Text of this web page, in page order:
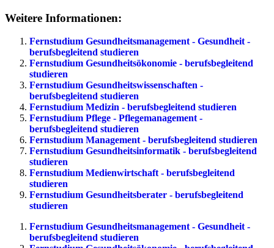
Weitere Informationen:
Fernstudium Gesundheitsmanagement - Gesundheit -
berufsbegleitend studieren
Fernstudium Gesundheitsökonomie - berufsbegleitend
studieren
Fernstudium Gesundheitswissenschaften -
berufsbegleitend studieren
Fernstudium Medizin - berufsbegleitend studieren
Fernstudium Pflege - Pflegemanagement -
berufsbegleitend studieren
Fernstudium Management - berufsbegleitend studieren
Fernstudium Gesundheitsinformatik - berufsbegleitend
studieren
Fernstudium Medienwirtschaft - berufsbegleitend
studieren
Fernstudium Gesundheitsberater - berufsbegleitend
studieren
Fernstudium Gesundheitsmanagement - Gesundheit -
berufsbegleitend studieren